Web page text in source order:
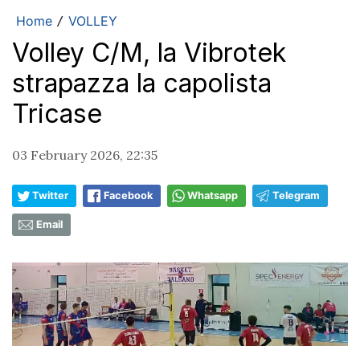
Home / VOLLEY
Volley C/M, la Vibrotek
strapazza la capolista
Tricase
03 February 2026, 22:35
Twitter Facebook Whatsapp Telegram
Email